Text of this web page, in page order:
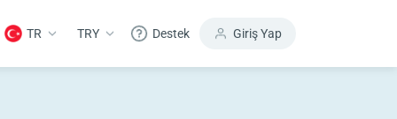
TR TRY Destek Giriş Yap